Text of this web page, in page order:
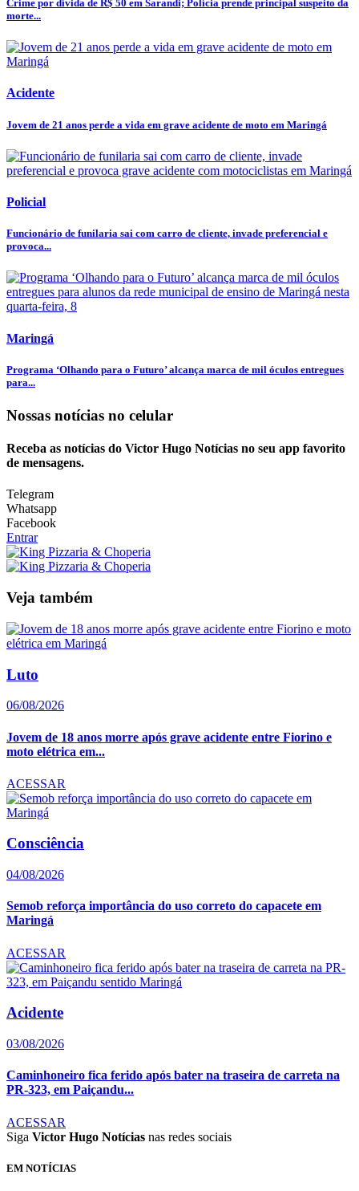
Crime por dívida de R$ 50 em Sarandi; Polícia prende principal suspeito da
morte...
Acidente
Jovem de 21 anos perde a vida em grave acidente de moto em Maringá
Policial
Funcionário de funilaria sai com carro de cliente, invade preferencial e
provoca...
Maringá
Programa ‘Olhando para o Futuro’ alcança marca de mil óculos entregues
para...
Nossas notícias no celular
Receba as notícias do Victor Hugo Notícias no seu app favorito
de mensagens.
Telegram
Whatsapp
Facebook
Entrar
Veja também
Luto
06/08/2026
Jovem de 18 anos morre após grave acidente entre Fiorino e
moto elétrica em...
ACESSAR
Consciência
04/08/2026
Semob reforça importância do uso correto do capacete em
Maringá
ACESSAR
Acidente
03/08/2026
Caminhoneiro fica ferido após bater na traseira de carreta na
PR-323, em Paiçandu...
ACESSAR
Siga Victor Hugo Notícias nas redes sociais
EM NOTÍCIAS